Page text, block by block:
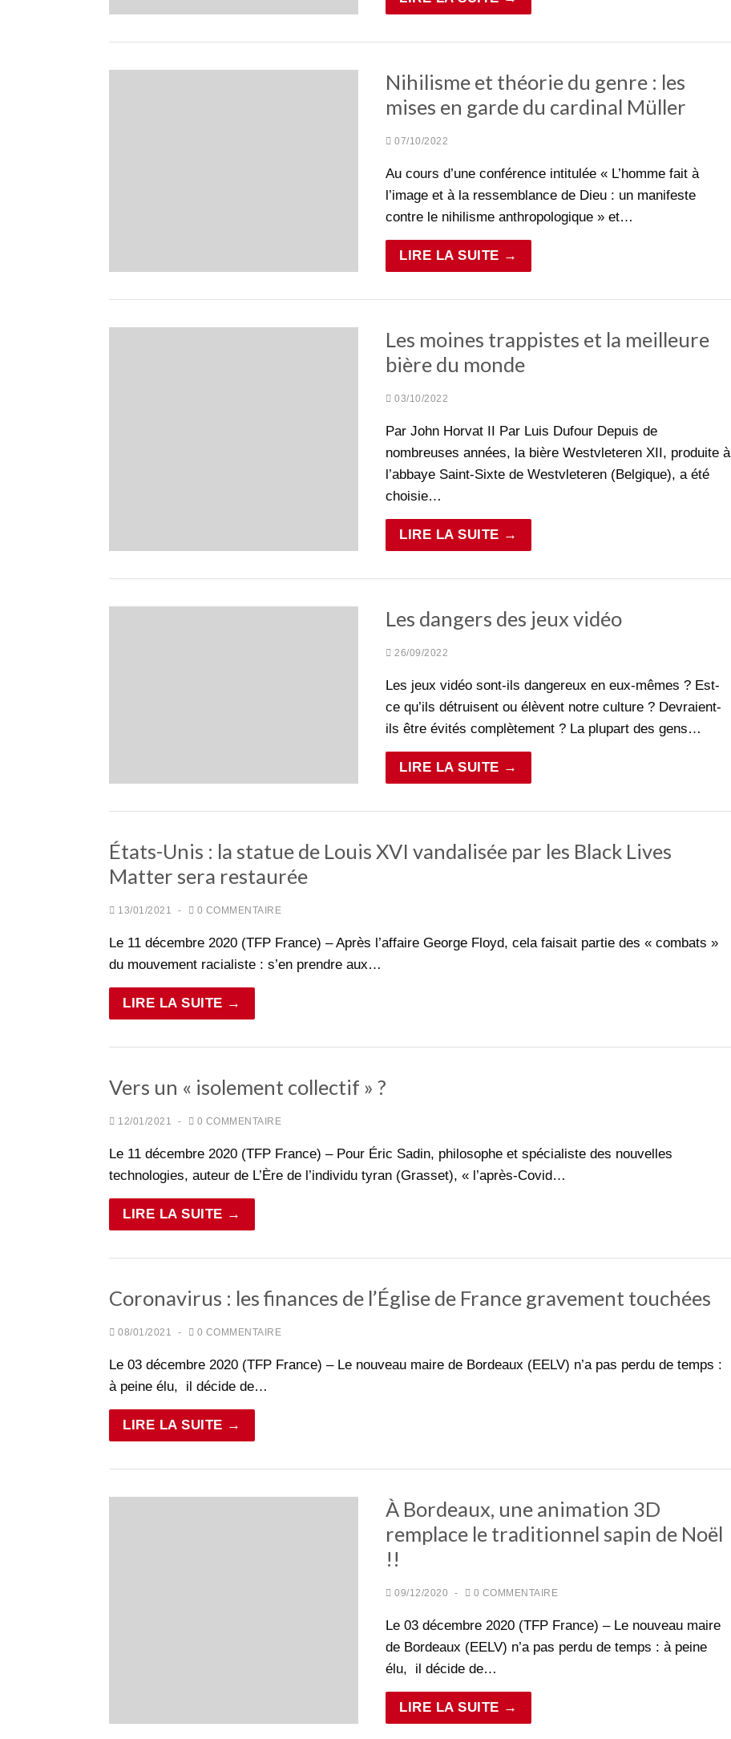
Nihilisme et théorie du genre : les
mises en garde du cardinal Müller
07/10/2022
Au cours d’une conférence intitulée « L’homme fait à
l’image et à la ressemblance de Dieu : un manifeste
contre le nihilisme anthropologique » et…
LIRE LA SUITE →
Les moines trappistes et la meilleure
bière du monde
03/10/2022
Par John Horvat II Par Luis Dufour Depuis de
nombreuses années, la bière Westvleteren XII, produite à
l’abbaye Saint-Sixte de Westvleteren (Belgique), a été
choisie…
LIRE LA SUITE →
Les dangers des jeux vidéo
26/09/2022
Les jeux vidéo sont-ils dangereux en eux-mêmes ? Est-
ce qu’ils détruisent ou élèvent notre culture ? Devraient-
ils être évités complètement ? La plupart des gens…
LIRE LA SUITE →
États-Unis : la statue de Louis XVI vandalisée par les Black Lives
Matter sera restaurée
13/01/2021 - 0 COMMENTAIRE
Le 11 décembre 2020 (TFP France) – Après l’affaire George Floyd, cela faisait partie des « combats »
du mouvement racialiste : s’en prendre aux…
LIRE LA SUITE →
Vers un « isolement collectif » ?
12/01/2021 - 0 COMMENTAIRE
Le 11 décembre 2020 (TFP France) – Pour Éric Sadin, philosophe et spécialiste des nouvelles
technologies, auteur de L’Ère de l’individu tyran (Grasset), « l’après-Covid…
LIRE LA SUITE →
Coronavirus : les finances de l’Église de France gravement touchées
08/01/2021 - 0 COMMENTAIRE
Le 03 décembre 2020 (TFP France) – Le nouveau maire de Bordeaux (EELV) n’a pas perdu de temps :
à peine élu, il décide de…
LIRE LA SUITE →
À Bordeaux, une animation 3D
remplace le traditionnel sapin de Noël
!!
09/12/2020 - 0 COMMENTAIRE
Le 03 décembre 2020 (TFP France) – Le nouveau maire
de Bordeaux (EELV) n’a pas perdu de temps : à peine
élu, il décide de…
LIRE LA SUITE →